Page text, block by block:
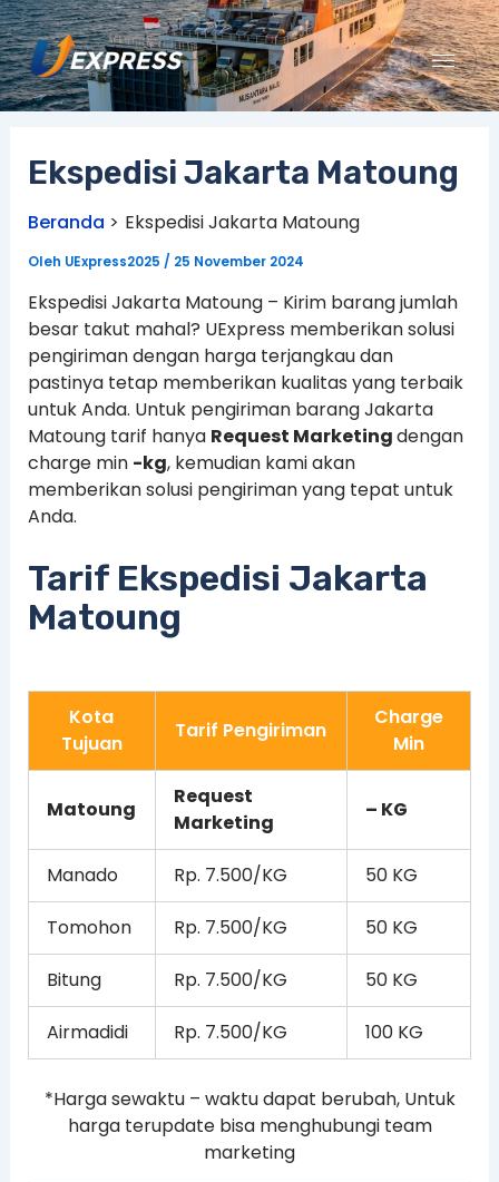
Lewati
ke
konten
Ekspedisi Jakarta Matoung
Beranda Ekspedisi Jakarta Matoung
Oleh UExpress2025 / 25 November 2024
Ekspedisi Jakarta Matoung – Kirim barang jumlah
besar takut mahal? UExpress memberikan solusi
pengiriman dengan harga terjangkau dan
pastinya tetap memberikan kualitas yang terbaik
untuk Anda. Untuk pengiriman barang Jakarta
Matoung tarif hanya Request Marketingdengan
charge min -kg, kemudian kami akan
memberikan solusi pengiriman yang tepat untuk
Anda.
Tarif Ekspedisi Jakarta
Matoung
Kota
Tujuan
Tarif Pengiriman
Charge
Min
Matoung
Request
Marketing
– KG
Manado Rp. 7.500/KG 50 KG
Tomohon Rp. 7.500/KG 50 KG
Bitung Rp. 7.500/KG 50 KG
Airmadidi Rp. 7.500/KG 100 KG
*Harga sewaktu – waktu dapat berubah, Untuk
harga terupdate bisa menghubungi team
marketing